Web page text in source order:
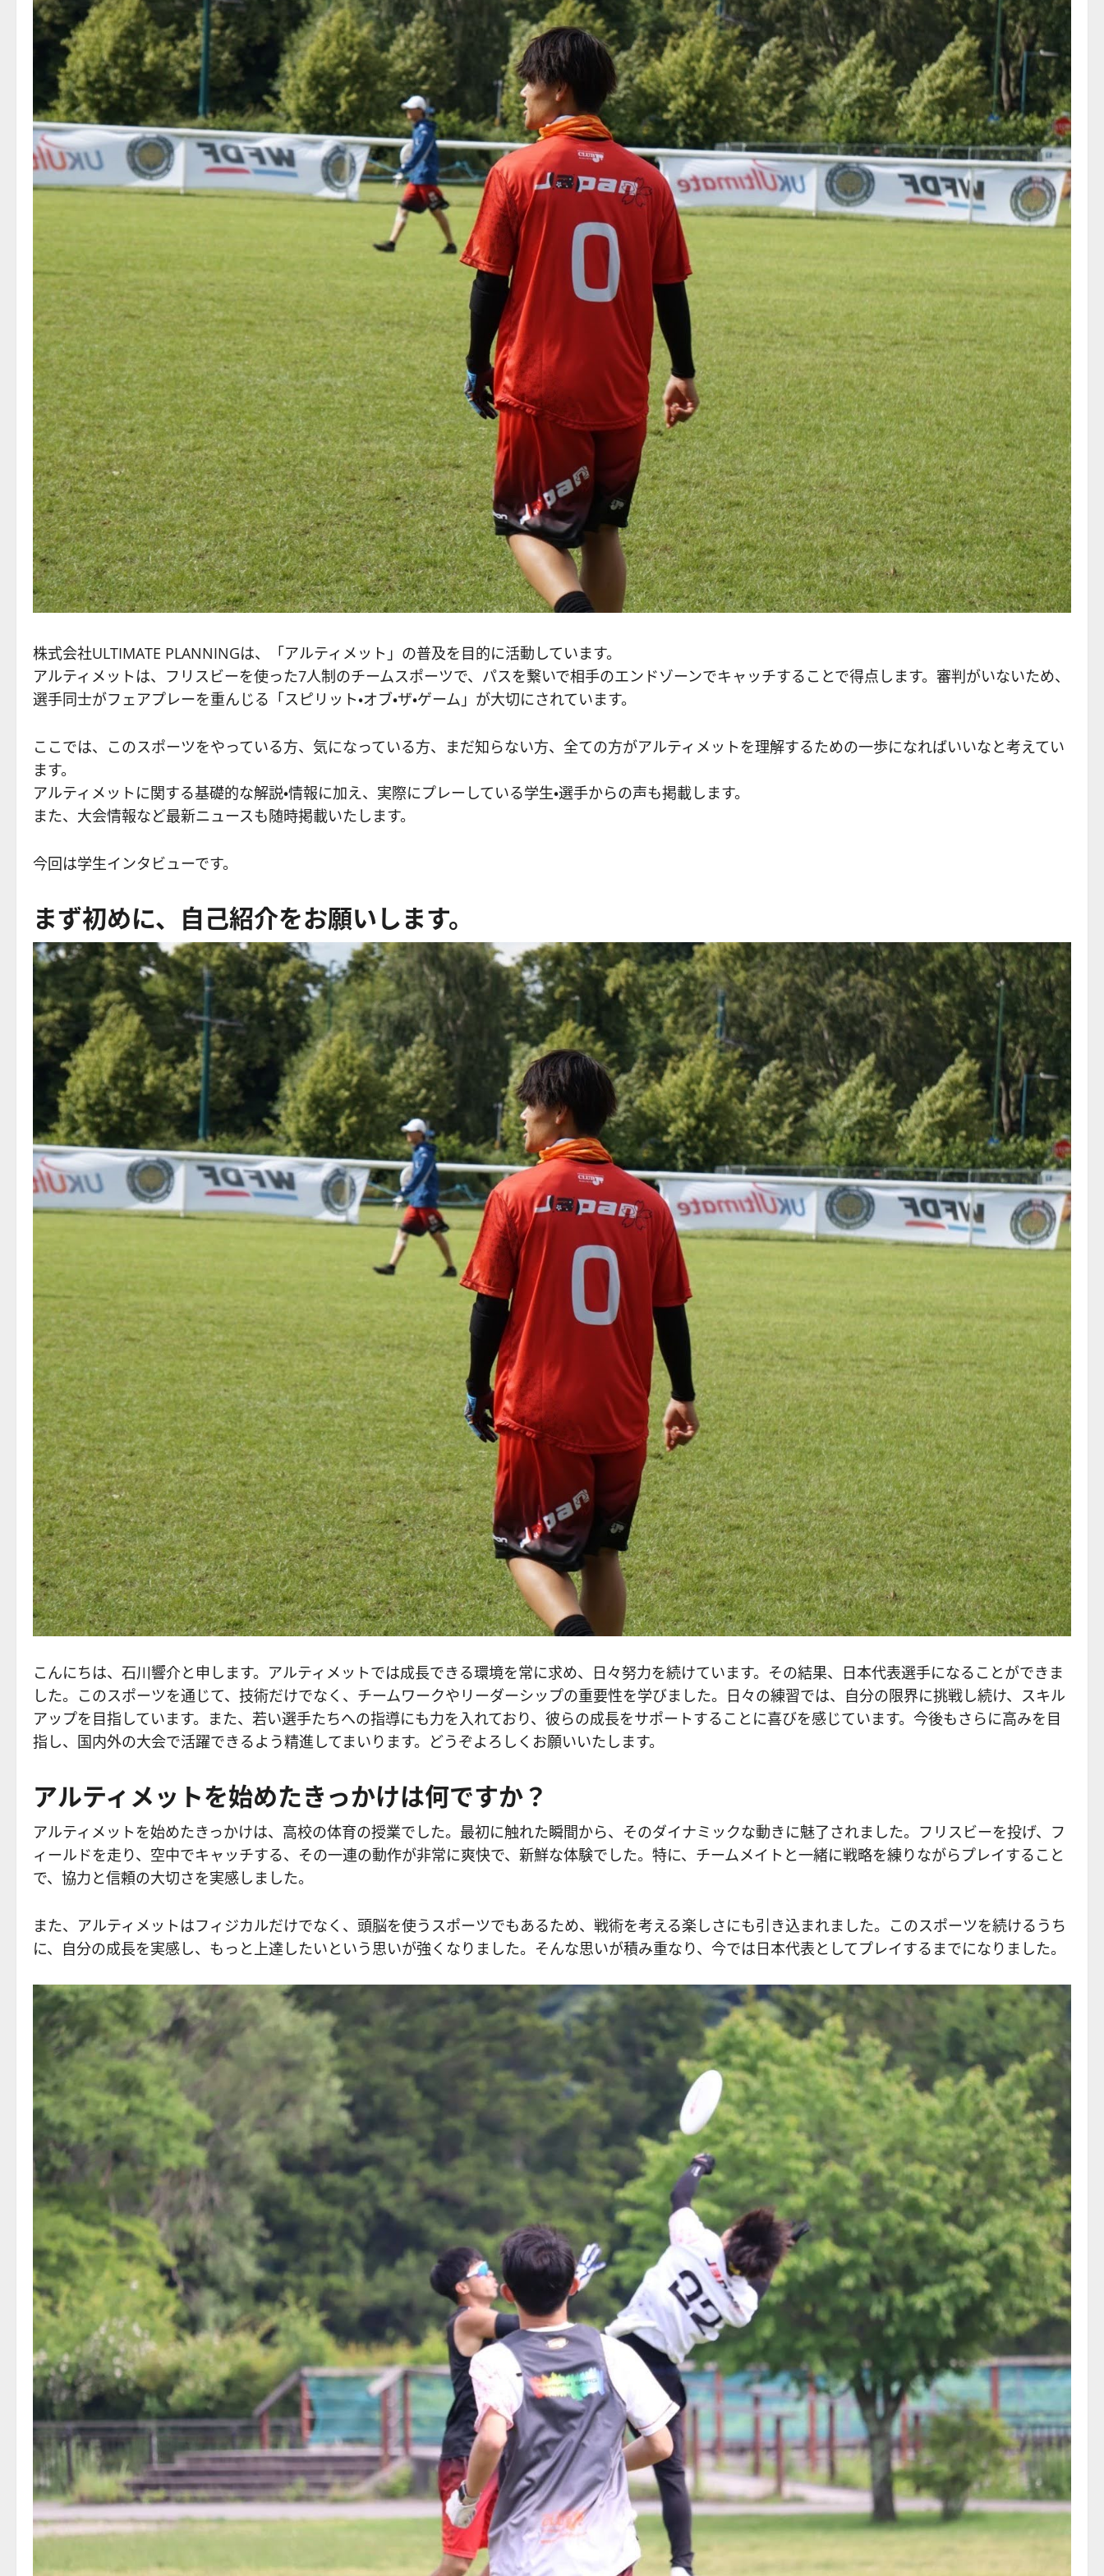
株式会社ULTIMATE PLANNINGは、「アルティメット」の普及を目的に活動しています。
アルティメットは、フリスビーを使った7人制のチームスポーツで、パスを繋いで相手のエンドゾーンでキャッチすることで得点します。審判がいないため、
選手同士がフェアプレーを重んじる「スピリット・オブ・ザ・ゲーム」が大切にされています。
ここでは、このスポーツをやっている方、気になっている方、まだ知らない方、全ての方がアルティメットを理解するための一歩になればいいなと考えてい
ます。
アルティメットに関する基礎的な解説・情報に加え、実際にプレーしている学生・選手からの声も掲載します。
また、大会情報など最新ニュースも随時掲載いたします。
今回は学生インタビューです。
まず初めに、自己紹介をお願いします。
こんにちは、石川響介と申します。アルティメットでは成長できる環境を常に求め、日々努力を続けています。その結果、日本代表選手になることができま
した。このスポーツを通じて、技術だけでなく、チームワークやリーダーシップの重要性を学びました。日々の練習では、自分の限界に挑戦し続け、スキル
アップを目指しています。また、若い選手たちへの指導にも力を入れており、彼らの成長をサポートすることに喜びを感じています。今後もさらに高みを目
指し、国内外の大会で活躍できるよう精進してまいります。どうぞよろしくお願いいたします。
アルティメットを始めたきっかけは何ですか？
アルティメットを始めたきっかけは、高校の体育の授業でした。最初に触れた瞬間から、そのダイナミックな動きに魅了されました。フリスビーを投げ、フ
ィールドを走り、空中でキャッチする、その一連の動作が非常に爽快で、新鮮な体験でした。特に、チームメイトと一緒に戦略を練りながらプレイすること
で、協力と信頼の大切さを実感しました。
また、アルティメットはフィジカルだけでなく、頭脳を使うスポーツでもあるため、戦術を考える楽しさにも引き込まれました。このスポーツを続けるうち
に、自分の成長を実感し、もっと上達したいという思いが強くなりました。そんな思いが積み重なり、今では日本代表としてプレイするまでになりました。